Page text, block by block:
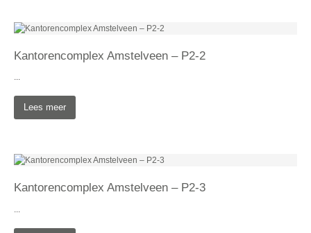
Kantorencomplex Amstelveen – P2-2
...
Lees meer
Kantorencomplex Amstelveen – P2-3